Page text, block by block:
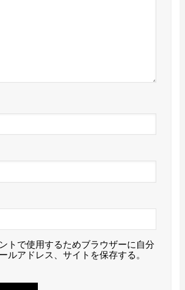
トで使用するためブラウザーに自分
ルアドレス、サイトを保存する。